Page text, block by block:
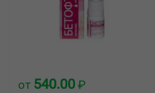
от 540.00 ₽